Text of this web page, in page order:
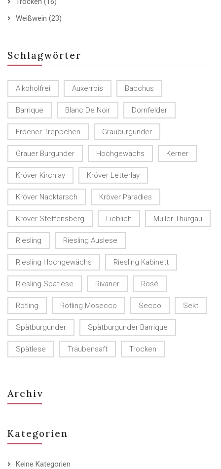
Weißwein (23)
Schlagwörter
Alkoholfrei Auxerrois Bacchus
Barrique Blanc De Noir Dornfelder
Erdener Treppchen Grauburgunder
Grauer Burgunder Hochgewächs Kerner
Kröver Kirchlay Kröver Letterlay
Kröver Nacktarsch Kröver Paradies
Kröver Steffensberg Lieblich Müller-Thurgau
Riesling Riesling Auslese
Riesling Hochgewächs Riesling Kabinett
Riesling Spätlese Rivaner Rosé
Rotling Rotling Mosecco Secco Sekt
Spätburgunder Spätburgunder Barrique
Spätlese Traubensaft Trocken
Archiv
Kategorien
Keine Kategorien